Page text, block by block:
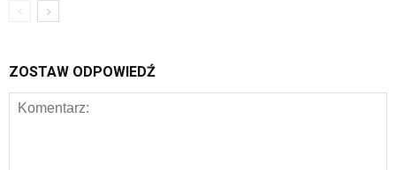
ZOSTAW ODPOWIEDŹ